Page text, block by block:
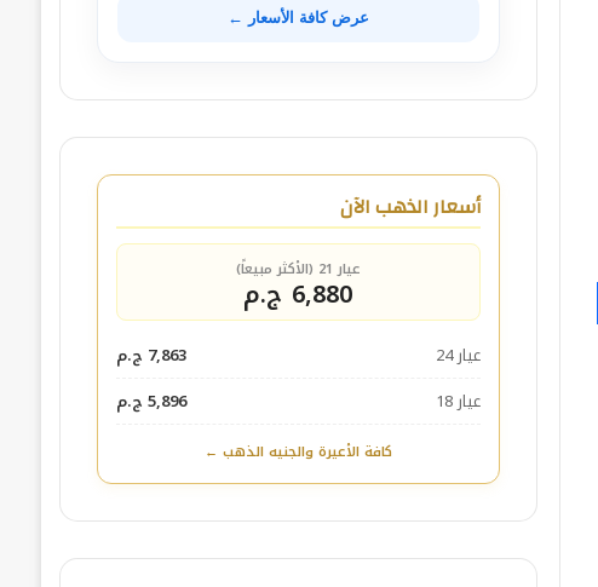
عرض كافة الأسعار ←
أسعار الذهب الآن
عيار 21 (الأكثر مبيعاً)
6,880 ج.م
عيار 24
7,863 ج.م
عيار 18
5,896 ج.م
كافة الأعيرة والجنيه الذهب ←